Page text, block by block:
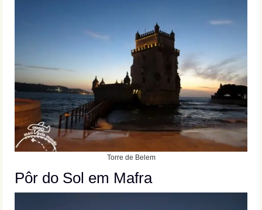
Torre de Belem
Pôr do Sol em Mafra